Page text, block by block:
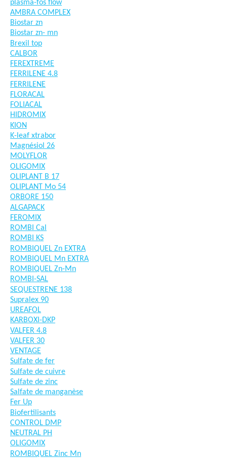
plasma-fos flow
AMBRA COMPLEX
Biostar zn
Biostar zn- mn
Brexil top
CALBOR
FEREXTREME
FERRILENE 4.8
FERRILENE
FLORACAL
FOLIACAL
HIDROMIX
KION
K-leaf xtrabor
Magnésiol 26
MOLYFLOR
OLIGOMIX
OLIPLANT B 17
OLIPLANT Mo 54
ORBORE 150
ALGAPACK
FEROMIX
ROMBI Cal
ROMBI KS
ROMBIQUEL Zn EXTRA
ROMBIQUEL Mn EXTRA
ROMBIQUEL Zn-Mn
ROMBI-SAL
SEQUESTRENE 138
Supralex 90
UREAFOL
KARBOXI-DKP
VALFER 4.8
VALFER 30
VENTAGE
Sulfate de fer
Sulfate de cuivre
Sulfate de zinc
Salfate de manganèse
Fer Up
Biofertilisants
CONTROL DMP
NEUTRAL PH
OLIGOMIX
ROMBIQUEL Zinc Mn